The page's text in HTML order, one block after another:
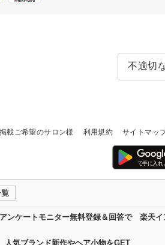
不適切
掲載ご希望のサロン様 利用規約 サイトマッ
ンケートモニター無料登録＆回答で 楽天イ
人気ブランド新作やヘア小物をGET